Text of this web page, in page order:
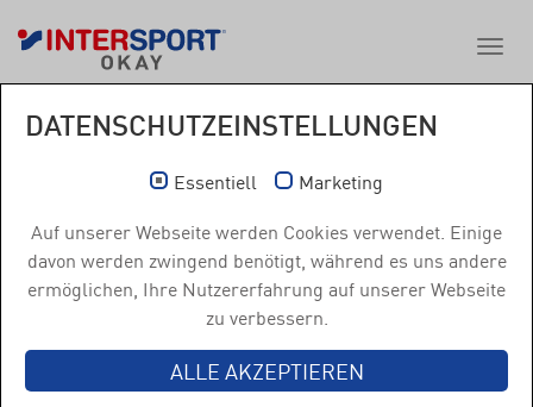
TAPPING CHALLENGE
DATENSCHUTZEINSTELLUNGEN
Essentiell
Marketing
Auf unserer Webseite werden Cookies verwendet. Einige
davon werden zwingend benötigt, während es uns andere
ermöglichen, Ihre Nutzererfahrung auf unserer Webseite
zu verbessern.
ALLE AKZEPTIEREN